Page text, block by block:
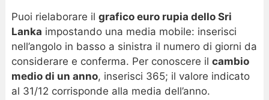
Puoi rielaborare il grafico euro rupia dello Sri
Lanka impostando una media mobile: inserisci
nell’angolo in basso a sinistra il numero di giorni da
considerare e conferma. Per conoscere il cambio
medio di un anno, inserisci 365; il valore indicato
al 31/12 corrisponde alla media dell’anno.